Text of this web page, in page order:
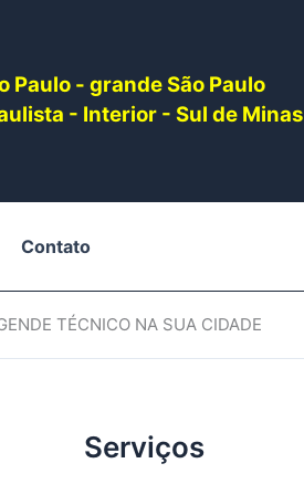
Paulo - grande São Paulo
- Interior - Sul de Minas
Contato
TÉCNICO NA SUA CIDADE
Serviços